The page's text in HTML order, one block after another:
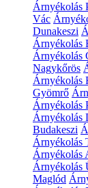
Árnyékolás
Vác
Dunakeszi
Árnyékolás
Árnyékolás
Nagykőrös
Árnyékolás
Gyömrő
Árnyékolás
Árnyékolás
Budakeszi
Árnyékolás
Árnyékolás
Árnyékolás
Maglód